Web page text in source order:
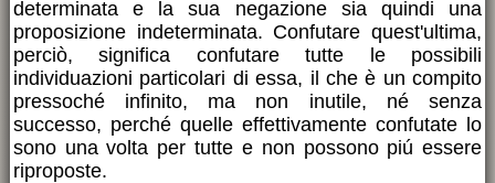
determinata e la sua negazione sia quindi una
proposizione indeterminata. Confutare quest'ultima,
perciò, significa confutare tutte le possibili
individuazioni particolari di essa, il che è un compito
pressoché infinito, ma non inutile, né senza
successo, perché quelle effettivamente confutate lo
sono una volta per tutte e non possono piú essere
riproposte.